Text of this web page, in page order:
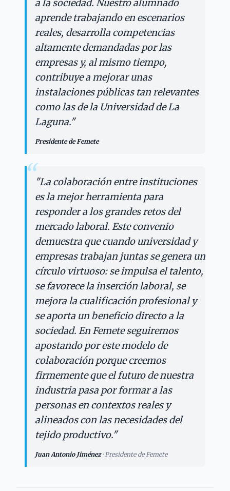
a la sociedad. Nuestro alumnado
aprende trabajando en escenarios
reales, desarrolla competencias
altamente demandadas por las
empresas y, al mismo tiempo,
contribuye a mejorar unas
instalaciones públicas tan relevantes
como las de la Universidad de La
Laguna."
Presidente de Femete
“"La colaboración entre instituciones
es la mejor herramienta para
responder a los grandes retos del
mercado laboral. Este convenio
demuestra que cuando universidad y
empresas trabajan juntas se genera un
círculo virtuoso: se impulsa el talento,
se favorece la inserción laboral, se
mejora la cualificación profesional y
se aporta un beneficio directo a la
sociedad. En Femete seguiremos
apostando por este modelo de
colaboración porque creemos
firmemente que el futuro de nuestra
industria pasa por formar a las
personas en contextos reales y
alineados con las necesidades del
tejido productivo."
Juan Antonio Jiménez·Presidente de Femete